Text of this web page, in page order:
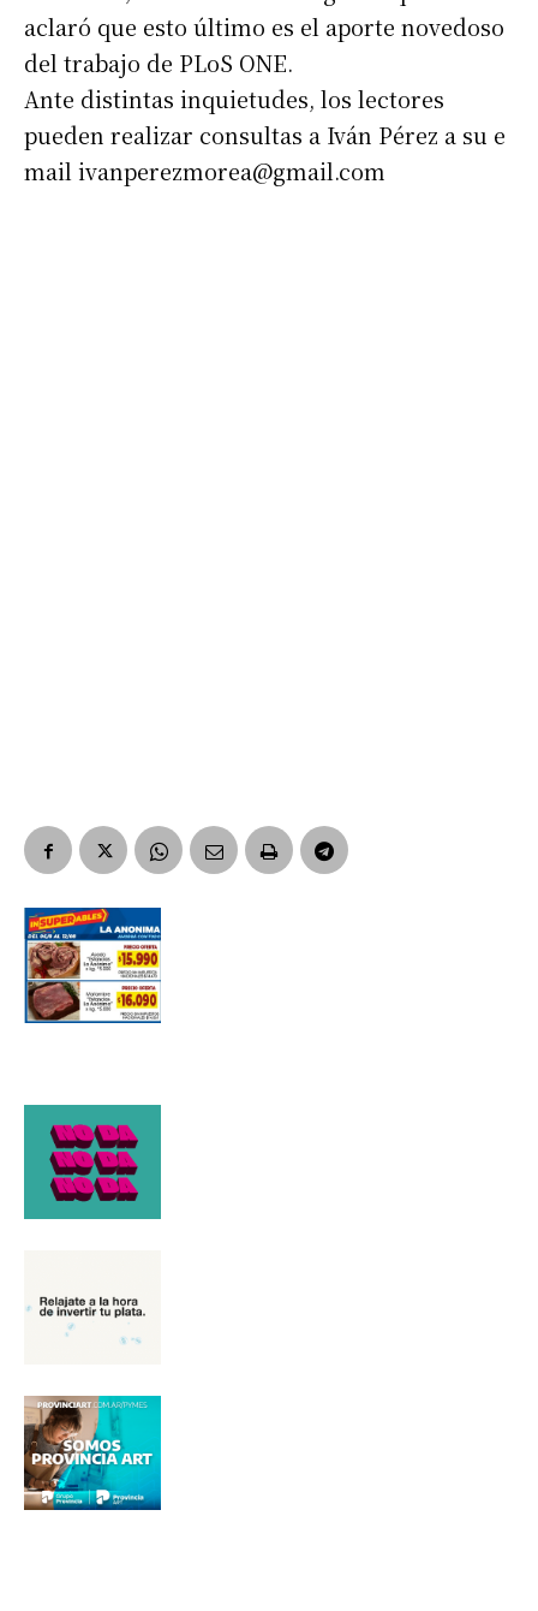
aclaró que esto último es el aporte novedoso
del trabajo de PLoS ONE.
Ante distintas inquietudes, los lectores
pueden realizar consultas a Iván Pérez a su e
mailivanperezmorea@gmail.com